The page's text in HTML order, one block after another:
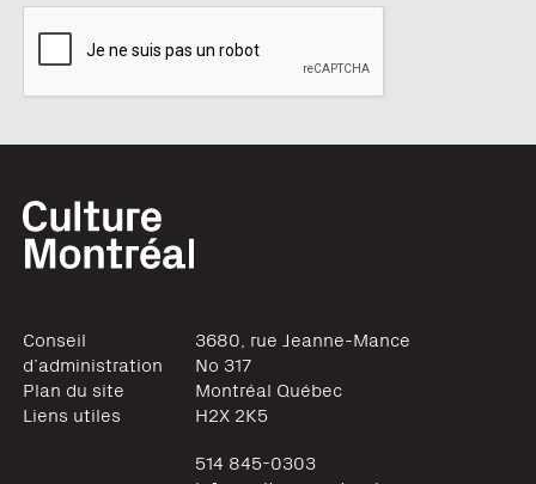
Conseil
d’administration
Plan du site
Liens utiles
3680, rue Jeanne-Mance
No 317
Montréal Québec
H2X 2K5
514 845-0303